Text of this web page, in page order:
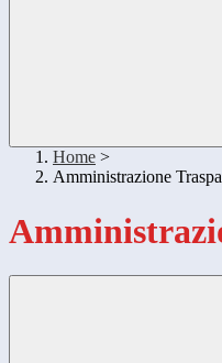
Home >
Amministrazione